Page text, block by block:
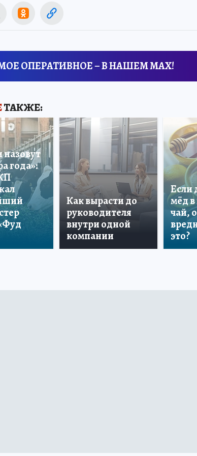
ОПЕРАТИВНОЕ – В НАШЕМ MAX!
ТАКЖЕ:
назовут
года»:
Как вырасти до
руководителя
внутри одной
компании
Если
мёд
чай,
это?